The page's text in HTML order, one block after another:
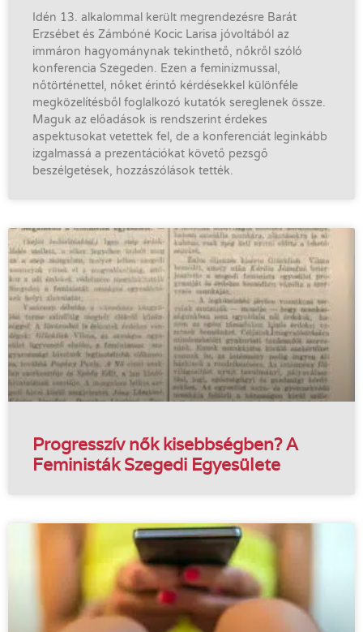
Idén 13. alkalommal került megrendezésre Barát
Erzsébet és Zámbóné Kocic Larisa jóvoltából az
immáron hagyománynak tekinthető, nőkről szóló
konferencia Szegeden. Ezen a feminizmussal,
nőtörténettel, nőket érintő kérdésekkel különféle
megközelítésből foglalkozó kutatók sereglenek össze.
Maguk az előadások is rendszerint érdekes
aspektusokat vetettek fel, de a konferenciát leginkább
izgalmassá a prezentációkat követő pezsgő
beszélgetések, hozzászólások tették.
Progresszív nők kisebbségben? A
Feministák Szegedi Egyesülete